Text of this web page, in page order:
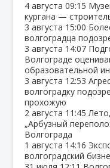
4 августа 09:15
кургана —
3 августа 15:00
волгоградца
3 августа 14:07
Волгограде
образовательной
3 августа 12:53
волгоградку
прохожую
2 августа 11:45
„Арбузный
Волгограда
1 августа 14:16
волгоградский